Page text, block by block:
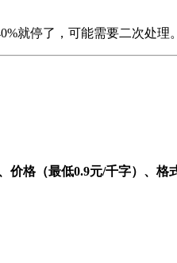
就停了，可能需要二次处理
价格（最低0.9元/千字）、格